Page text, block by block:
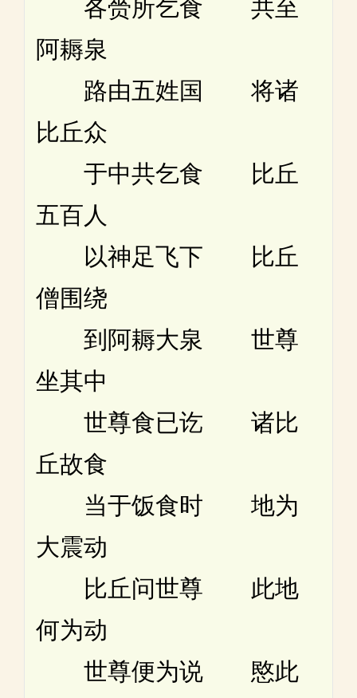
各赍所乞食 共至
阿耨泉
路由五姓国 将诸
比丘众
于中共乞食 比丘
五百人
以神足飞下 比丘
僧围绕
到阿耨大泉 世尊
坐其中
世尊食已讫 诸比
丘故食
当于饭食时 地为
大震动
比丘问世尊 此地
何为动
世尊便为说 愍此